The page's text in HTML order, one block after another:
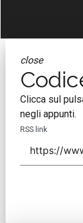
close
Clicca sul
negli appunti.
RSS link